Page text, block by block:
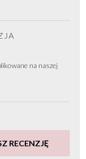
na naszej
RECENZJĘ